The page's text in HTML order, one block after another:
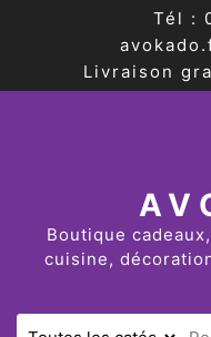
Tél :
Livraison
Boutique
cuisine,